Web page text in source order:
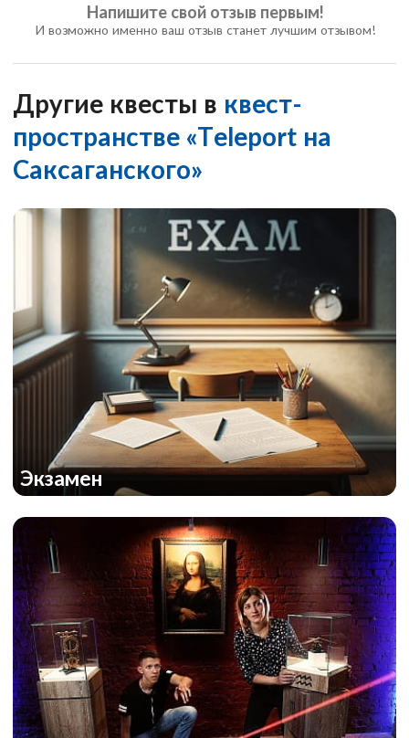
Напишите свой отзыв первым!
И возможно именно ваш отзыв станет лучшим отзывом!
Другие квесты в квест-
пространстве «Teleport на
Саксаганского»
Экзамен